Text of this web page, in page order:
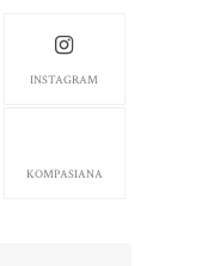
INSTAGRAM
KOMPASIANA